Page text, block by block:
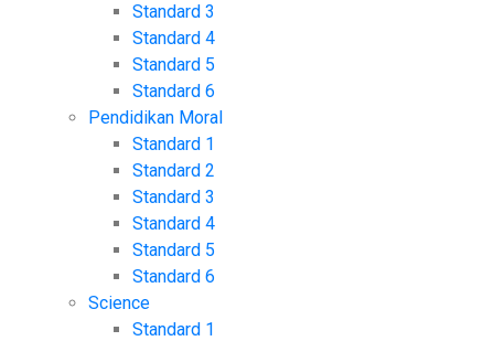
Standard 3
Standard 4
Standard 5
Standard 6
Pendidikan Moral
Standard 1
Standard 2
Standard 3
Standard 4
Standard 5
Standard 6
Science
Standard 1